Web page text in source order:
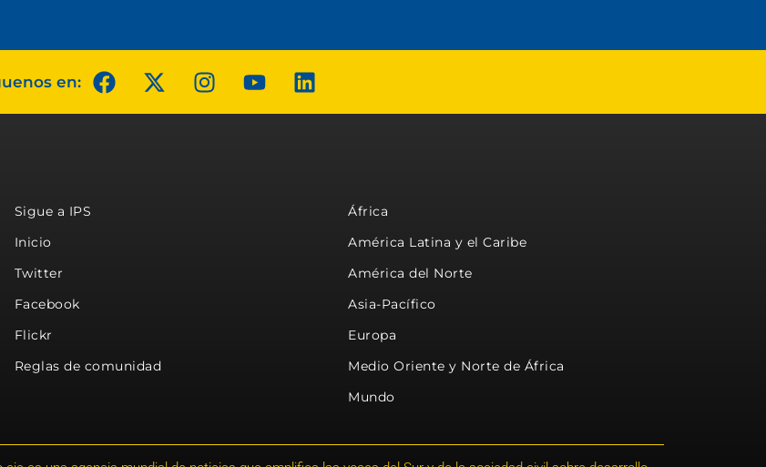
en:
Sigue a IPS
Inicio
Twitter
Facebook
Flickr
Reglas de comunidad
África
América Latina y el Caribe
América del Norte
Asia-Pacífico
Europa
Medio Oriente y Norte de África
Mundo